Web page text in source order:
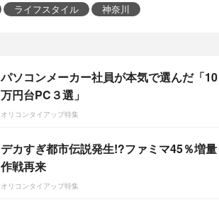
ライフスタイル 神奈川
パソコンメーカー社員が本気で選んだ「10
万円台PC３選」
オリコンタイアップ特集
デカすぎ都市伝説発生!?ファミマ45％増量
作戦再来
オリコンタイアップ特集